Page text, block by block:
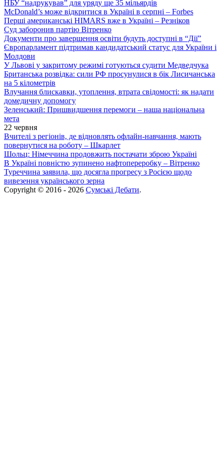
НБУ “надрукував” для уряду ще 35 мільярдів
McDonald’s може відкритися в Україні в серпні – Forbes
Перші американські HIMARS вже в Україні – Резніков
Суд заборонив партію Вітренко
Документи про завершення освіти будуть доступні в “Дії”
Європарламент підтримав кандидатський статус для України і
Молдови
У Львові у закритому режимі готуються судити Медведчука
Британська розвідка: сили РФ просунулися в бік Лисичанська
на 5 кілометрів
Влучання блискавки, утоплення, втрата свідомості: як надати
домедичну допомогу
Зеленський: Пришвидшення перемоги – наша національна
мета
22 червня
Вчителі з регіонів, де відновлять офлайн-навчання, мають
повернутися на роботу – Шкарлет
Шольц: Німеччина продовжить постачати зброю Україні
В Україні повністю зупинено нафтопереробку – Вітренко
Туреччина заявила, що досягла прогресу з Росією щодо
вивезення українського зерна
Copyright © 2016 - 2026 Сумські Дебати.